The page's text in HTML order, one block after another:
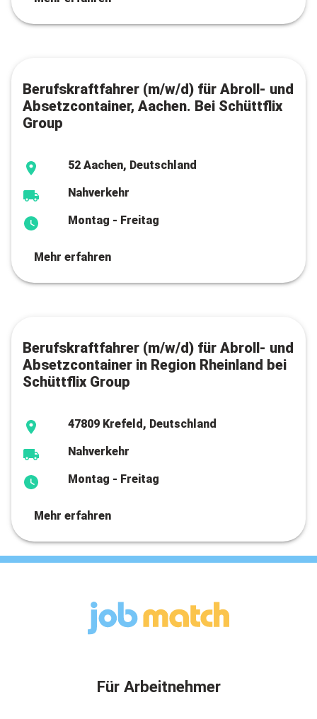
Berufskraftfahrer (m/w/d) für Abroll- und
Absetzcontainer, Aachen. Bei Schüttflix
Group
52 Aachen, Deutschland
Nahverkehr
Montag - Freitag
Mehr erfahren
Berufskraftfahrer (m/w/d) für Abroll- und
Absetzcontainer in Region Rheinland bei
Schüttflix Group
47809 Krefeld, Deutschland
Nahverkehr
Montag - Freitag
Mehr erfahren
Für Arbeitnehmer